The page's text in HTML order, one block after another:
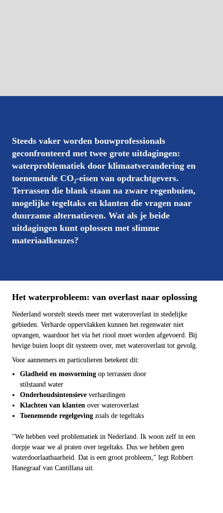
Steeds vaker worden bouwprofessionals
geconfronteerd met twee grote uitdagingen:
waterproblematiek door klimaatverandering en
toenemende CO₂-eisen van opdrachtgevers.
Terrassen die blank staan na zware regenbuien,
mogelijke tegeltaks en klanten die vragen naar
duurzame alternatieven. Wat als je beide
uitdagingen kunt oplossen met slimme
materiaalkeuzes?
Het waterprobleem: van overlast naar oplossing
Nederland worstelt steeds meer met wateroverlast in stedelijke
gebieden. Verharde oppervlakken kunnen het regenwater niet
opvangen, waardoor het via het riool moet worden afgevoerd. Bij
hevige buien loopt dit systeem over, met wateroverlast tot gevolg.
Voor aannemers en particulieren betekent dit:
Gladheid en mosvorming op terrassen door
stilstaand water
Onderhoudsintensieve verhardingen
Klachten van klanten over wateroverlast
Toenemende regelgeving zoals de tegeltaks
"We hebben veel problematiek in Nederland. Ik woon zelf in een
dorpje waar we al praten over tegeltaks. Dus we hebben geen
waterdoorlaatbaarheid. Dat is een groot probleem," legt Robbert
Hanegraaf van Cantillana uit.